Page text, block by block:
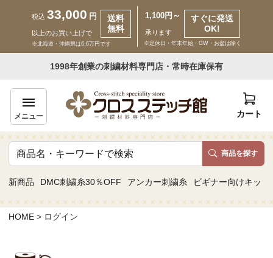
税込 33,000 円
以上のお買い上げで
送料
無料
※北海道・沖縄県は6.6万円です
1,100円～
承ります
すぐに発送
OK!
※定休日・年末年始・GW・お盆は除く
1998年創業の刺繍材料専門店・常時在庫保有
メニュー カート
商品を探す
新商品 DMC刺繍糸30％OFF アンカー刺繍糸 ビギナー向けキット
いらっしゃいませ ゲスト 様
商品一覧
カテゴリーから探す
HOME ログイン